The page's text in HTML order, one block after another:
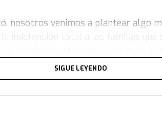
nosotros venimos a plantear algo
da vergüenza. Si las hizo, las
SIGUE LEYENDO